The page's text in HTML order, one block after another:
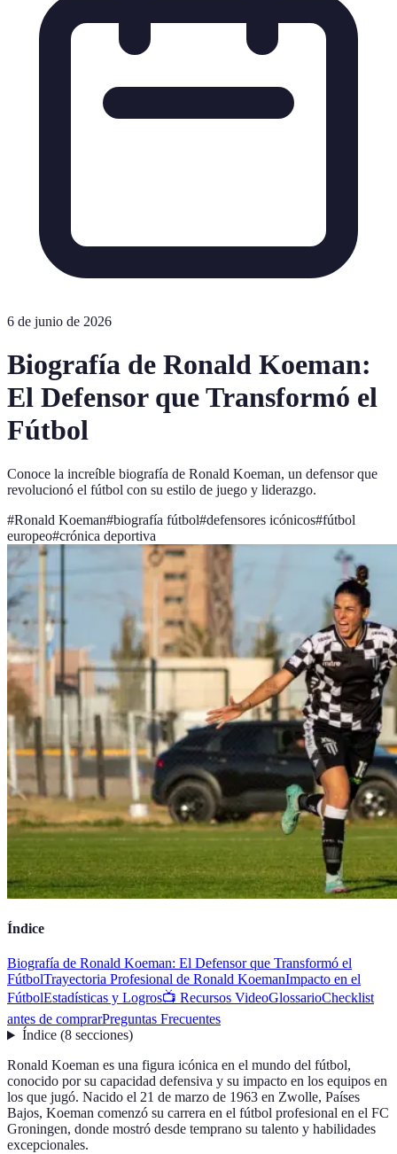
6 de junio de 2026
Biografía de Ronald Koeman:
El Defensor que Transformó el
Fútbol
Conoce la increíble biografía de Ronald Koeman, un defensor que
revolucionó el fútbol con su estilo de juego y liderazgo.
#Ronald Koeman#biografía fútbol#defensores icónicos#fútbol
europeo#crónica deportiva
Índice
Biografía de Ronald Koeman: El Defensor que Transformó el
FútbolTrayectoria Profesional de Ronald KoemanImpacto en el
FútbolEstadísticas y Logros📺 Recursos VideoGlossarioChecklist
antes de comprarPreguntas Frecuentes
Índice(8 secciones)
Ronald Koeman es una figura icónica en el mundo del fútbol,
conocido por su capacidad defensiva y su impacto en los equipos en
los que jugó. Nacido el 21 de marzo de 1963 en Zwolle, Países
Bajos, Koeman comenzó su carrera en el fútbol profesional en el FC
Groningen, donde mostró desde temprano su talento y habilidades
excepcionales.